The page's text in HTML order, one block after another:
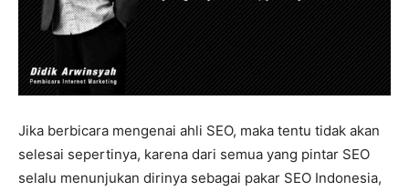
Jika berbicara mengenai ahli SEO, maka tentu tidak akan
selesai sepertinya, karena dari semua yang pintar SEO
selalu menunjukan dirinya sebagai pakar SEO Indonesia,